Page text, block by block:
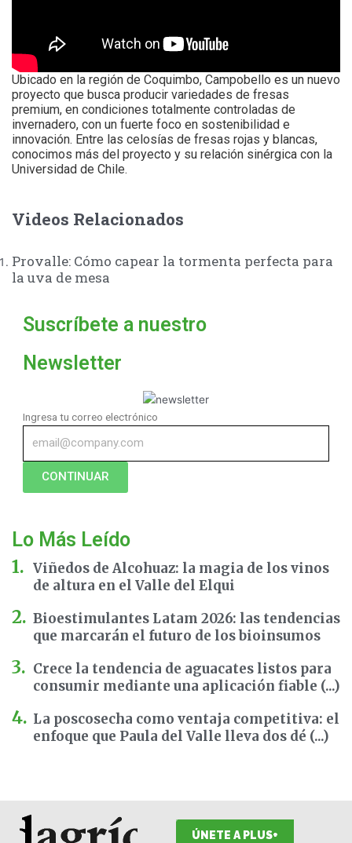
Videos Relacionados
Provalle: Cómo capear la tormenta perfecta para
la uva de mesa
Ubicado en la región de Coquimbo, Campobello es un nuevo
proyecto que busca producir variedades de fresas
premium, en condiciones totalmente controladas de
invernadero, con un fuerte foco en sostenibilidad e
innovación. Entre las celosías de fresas rojas y blancas,
conocimos más del proyecto y su relación sinérgica con la
Universidad de Chile.
Suscríbete a nuestro
Newsletter
Ingresa tu correo electrónico
CONTINUAR
Lo Más Leído
Viñedos de Alcohuaz: la magia de los vinos
de altura en el Valle del Elqui
Bioestimulantes Latam 2026: las tendencias
que marcarán el futuro de los bioinsumos
Crece la tendencia de aguacates listos para
consumir mediante una aplicación fiable (...)
La poscosecha como ventaja competitiva: el
enfoque que Paula del Valle lleva dos dé (...)
ÚNETE A PLUS+